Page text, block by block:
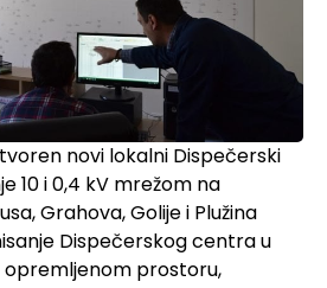
novi lokalni Dispečerski
10 i 0,4 kV mrežom na
Grahova, Golije i Plužina
Dispečerskog centra u
prostoru,